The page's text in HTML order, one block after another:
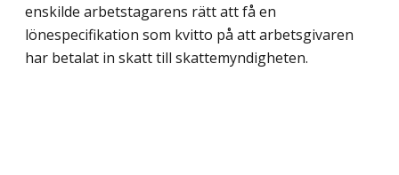
enskilde arbetstagarens rätt att få en
lönespecifikation som kvitto på att arbetsgivaren
har betalat in skatt till skattemyndigheten.